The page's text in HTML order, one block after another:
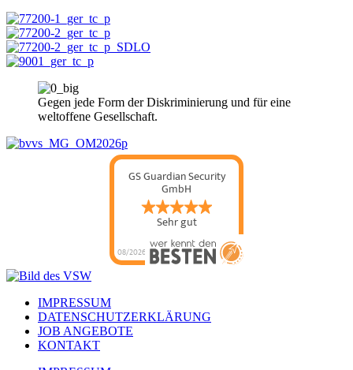
Gegen jede Form der Diskriminierung und für eine
weltoffene Gesellschaft.
GS Guardian Security
GmbH
Sehr gut
08/2026
IMPRESSUM
DATENSCHUTZERKLÄRUNG
JOB ANGEBOTE
KONTAKT